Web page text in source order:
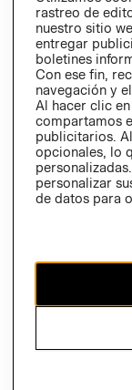
Colombia ($)
CAMBIAR REGIÓN
propiedad de H&M
rastreo de
nuestro sitio
entregar
boletines
Con ese fin,
navegación y
Al hacer clic
compartamos
publicitarios.
opcionales, lo
personalizar
de datos para